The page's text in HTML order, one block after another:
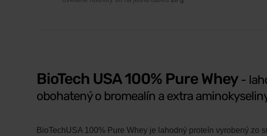
BioTech USA 100% Pure Whey -
obohatený o bromealín a extra
BioTechUSA 100% Pure Whey je lahodný proteín vyrobený zo